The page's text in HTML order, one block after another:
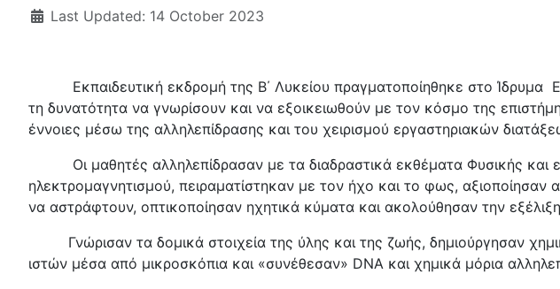
Last Updated: 14 October 2023
Εκπαιδευτική εκδρομή της Β΄ Λυκείου πραγματοποίηθηκε στο Ίδρυμα
τη δυνατότητα να γνωρίσουν και να εξοικειωθούν με τον κόσμο της
έννοιες μέσω της αλληλεπίδρασης και του χειρισμού εργαστηριακών
Οι μαθητές αλληλεπίδρασαν με τα διαδραστικά εκθέματα Φυσικής και
ηλεκτρομαγνητισμού, πειραματίστηκαν με τον ήχο και το φως,
να αστράφτουν, οπτικοποίησαν ηχητικά κύματα και ακολούθησαν την
Γνώρισαν τα δομικά στοιχεία της ύλης και της ζωής, δημιούργησαν
ιστών μέσα από μικροσκόπια και «συνέθεσαν» DNA και χημικά μόρια